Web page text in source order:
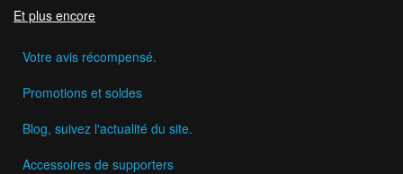
Et plus encore
Votre avis récompensé.
Promotions et soldes
Blog, suivez l'actualité du site.
Accessoires de supporters